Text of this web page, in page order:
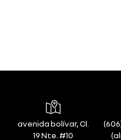
avenida bolívar, Cl.
19 Nte. #10